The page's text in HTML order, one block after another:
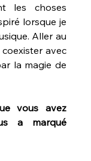
les choses
lorsque je
Aller au
avec
la magie de
vous avez
a marqué